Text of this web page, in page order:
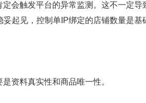
触发平台的异常监测。这不一定导
起见，控制单IP绑定的店铺数量是基
资料真实性和商品唯一性。